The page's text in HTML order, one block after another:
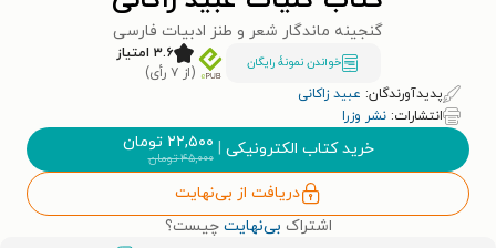
گنجینه ماندگار شعر و طنز ادبیات فارسی
خواندن نمونۀ رایگان
۳.۶ امتیاز
(از ۷ رأی)
پدیدآورندگان: عبید زاکانی
انتشارات: نشر وزرا
خرید کتاب الکترونیکی | ۲۲,۵۰۰ تومان
۴۵,۰۰۰تومان
دریافت از بی‌نهایت
اشتراک بی‌نهایت چیست؟